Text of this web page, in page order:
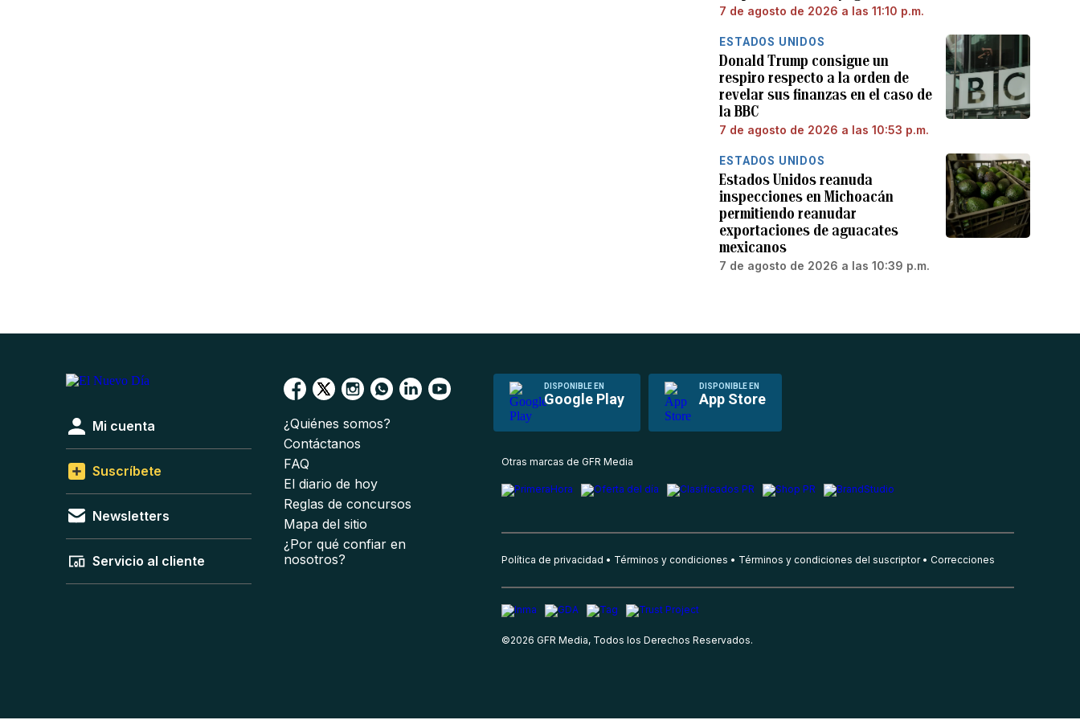
7 de agosto de 2026 a las 11:10 p.m.
ESTADOS UNIDOS
Donald Trump consigue un
respiro respecto a la orden de
revelar sus finanzas en el caso de
la BBC
7 de agosto de 2026 a las 10:53 p.m.
ESTADOS UNIDOS
Estados Unidos reanuda
inspecciones en Michoacán
permitiendo reanudar
exportaciones de aguacates
mexicanos
7 de agosto de 2026 a las 10:39 p.m.
DISPONIBLE EN
Google Play
DISPONIBLE EN
App Store
Mi cuenta
Suscríbete
Newsletters
Servicio al cliente
¿Quiénes somos?
Contáctanos
FAQ
El diario de hoy
Reglas de concursos
Mapa del sitio
¿Por qué confiar en
nosotros?
Otras marcas de GFR Media
Política de privacidad Términos y condiciones Términos y condiciones del suscriptor Correcciones
©2026 GFR Media, Todos los Derechos Reservados.